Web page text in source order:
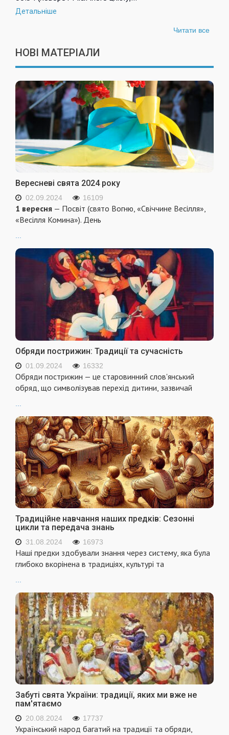
Детальніше
Читати все
НОВІ МАТЕРІАЛИ
Вересневі свята 2024 року
02.09.2024 16109
1 вересня — Посвіт (свято Вогню, «Свіччине Весілля»,
«Весілля Комина»). День
...
Обряди пострижин: Традиції та сучасність
01.09.2024 16332
Обряди пострижин — це старовинний слов'янський
обряд, що символізував перехід дитини, зазвичай
Традиційне навчання наших предків: Сезонні
цикли та передача знань
31.08.2024 16973
Наші предки здобували знання через систему, яка була
глибоко вкорінена в традиціях, культурі та
Забуті свята України: традиції, яких ми вже не
пам'ятаємо
20.08.2024 17737
Український народ багатий на традиції та обряди,